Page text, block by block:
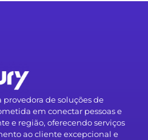
de soluções de
em conectar pessoas e
e região, oferecendo serviços
ao cliente excepcional e